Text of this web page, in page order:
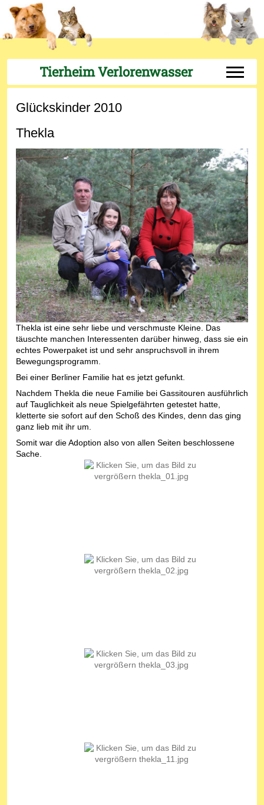
Tierheim Verlorenwasser Off-
Glückskinder 2010
Thekla
Thekla ist eine sehr liebe und verschmuste Kleine. Das
täuschte manchen Interessenten darüber hinweg, dass sie ein
echtes Powerpaket ist und sehr anspruchsvoll in ihrem
Bewegungsprogramm.
Bei einer Berliner Familie hat es jetzt gefunkt.
Nachdem Thekla die neue Familie bei Gassitouren ausführlich
auf Tauglichkeit als neue Spielgefährten getestet hatte,
kletterte sie sofort auf den Schoß des Kindes, denn das ging
ganz lieb mit ihr um.
Somit war die Adoption also von allen Seiten beschlossene
Sache.